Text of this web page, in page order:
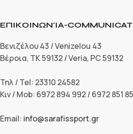
ΕΠΙΚΟΙΝΩΝΊΑ-
Βενιζέλου 43 / Venizelou 43
Βέροια, ΤΚ 59132 / Veria, PC 59132
Τηλ / Tel: 23310 24582
Κιν / Mob: 6972 894 992 / 6972 851
Email: info@sarafissport.gr